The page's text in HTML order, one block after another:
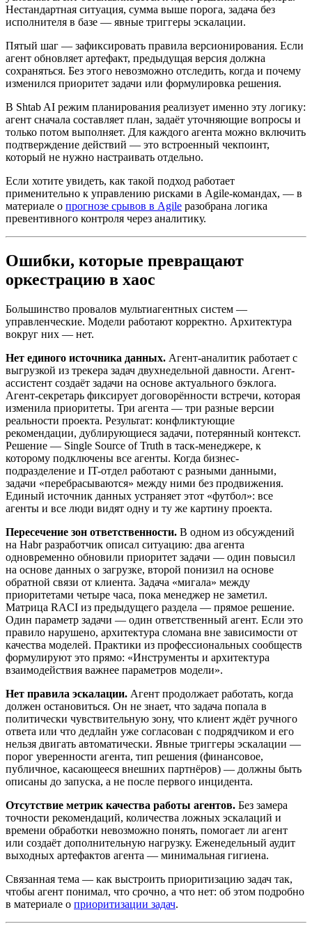
Нестандартная ситуация, сумма выше порога, задача без
исполнителя в базе — явные триггеры эскалации.
Пятый шаг — зафиксировать правила версионирования. Если
агент обновляет артефакт, предыдущая версия должна
сохраняться. Без этого невозможно отследить, когда и почему
изменился приоритет задачи или формулировка решения.
В Shtab AI режим планирования реализует именно эту логику:
агент сначала составляет план, задаёт уточняющие вопросы и
только потом выполняет. Для каждого агента можно включить
подтверждение действий — это встроенный чекпоинт,
который не нужно настраивать отдельно.
Если хотите увидеть, как такой подход работает
применительно к управлению рисками в Agile-командах, — в
материале о прогнозе срывов в Agile разобрана логика
превентивного контроля через аналитику.
Ошибки, которые превращают
оркестрацию в хаос
Большинство провалов мультиагентных систем —
управленческие. Модели работают корректно. Архитектура
вокруг них — нет.
Нет единого источника данных. Агент-аналитик работает с
выгрузкой из трекера задач двухнедельной давности. Агент-
ассистент создаёт задачи на основе актуального бэклога.
Агент-секретарь фиксирует договорённости встречи, которая
изменила приоритеты. Три агента — три разные версии
реальности проекта. Результат: конфликтующие
рекомендации, дублирующиеся задачи, потерянный контекст.
Решение — Single Source of Truth в таск-менеджере, к
которому подключены все агенты. Когда бизнес-
подразделение и IT-отдел работают с разными данными,
задачи «перебрасываются» между ними без продвижения.
Единый источник данных устраняет этот «футбол»: все
агенты и все люди видят одну и ту же картину проекта.
Пересечение зон ответственности. В одном из обсуждений
на Habr разработчик описал ситуацию: два агента
одновременно обновили приоритет задачи — один повысил
на основе данных о загрузке, второй понизил на основе
обратной связи от клиента. Задача «мигала» между
приоритетами четыре часа, пока менеджер не заметил.
Матрица RACI из предыдущего раздела — прямое решение.
Один параметр задачи — один ответственный агент. Если это
правило нарушено, архитектура сломана вне зависимости от
качества моделей. Практики из профессиональных сообществ
формулируют это прямо: «Инструменты и архитектура
взаимодействия важнее параметров модели».
Нет правила эскалации. Агент продолжает работать, когда
должен остановиться. Он не знает, что задача попала в
политически чувствительную зону, что клиент ждёт ручного
ответа или что дедлайн уже согласован с подрядчиком и его
нельзя двигать автоматически. Явные триггеры эскалации —
порог уверенности агента, тип решения (финансовое,
публичное, касающееся внешних партнёров) — должны быть
описаны до запуска, а не после первого инцидента.
Отсутствие метрик качества работы агентов. Без замера
точности рекомендаций, количества ложных эскалаций и
времени обработки невозможно понять, помогает ли агент
или создаёт дополнительную нагрузку. Еженедельный аудит
выходных артефактов агента — минимальная гигиена.
Связанная тема — как выстроить приоритизацию задач так,
чтобы агент понимал, что срочно, а что нет: об этом подробно
в материале о приоритизации задач.